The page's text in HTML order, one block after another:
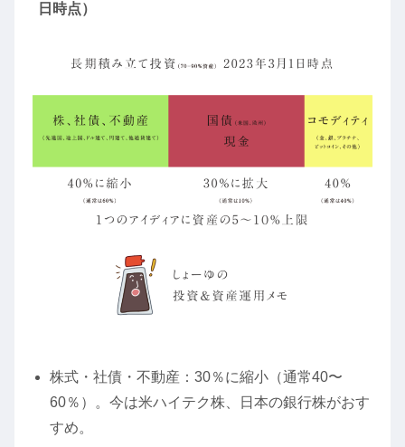
日時点）
株式・社債・不動産：30％に縮小（通常40〜
60％）。今は米ハイテク株、日本の銀行株がおす
すめ。